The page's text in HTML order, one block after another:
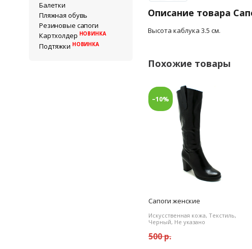
Балетки
Пляжная обувь
Резиновые сапоги
Картхолдер НОВИНКА
Подтяжки НОВИНКА
Описание товара
Высота каблука 3.5 см.
Похожие товары
–10%
Сапоги женские
Искусственная кожа, Текстиль,
Черный, Не указано
500 р.